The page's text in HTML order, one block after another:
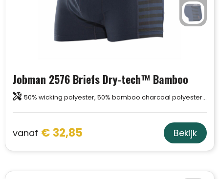
Jobman 2576 Briefs Dry-tech™ Bamboo
50% wicking polyester, 50% bamboo charcoal polyester / 60% polyester, 40% wicking polyester
vanaf € 32,85 Bekijk